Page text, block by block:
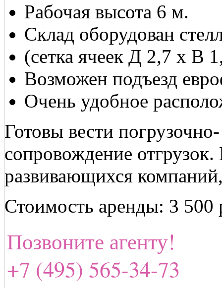
Рабочая высота 6 м.
Склад оборудован
(сетка ячеек Д 2,7 x В
Возможен подъезд
Очень удобное
Готовы вести
сопровождение
развивающихся
Стоимость аренды: 3 500
Позвоните агенту!
+7 (495) 565-34-73